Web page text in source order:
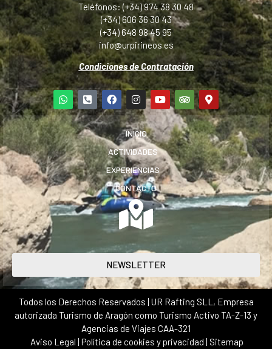
Teléfonos: (+34) 974 38 30 48
(+34) 606 36 30 43
(+34) 648 98 45 95
info@urpirineos.es
Condiciones de Contratación
INICIO
ACTIVIDADES
EXPERIENCIAS
CONTACTO
NEWSLETTER
Todos los Derechos Reservados | UR Rafting SLL, Empresa
autorizada Turismo de Aragón como Turismo Activo TA-Z-13 y
Agencias de Viajes CAA-321
Aviso Legal | Política de cookies y privacidad | Sitemap